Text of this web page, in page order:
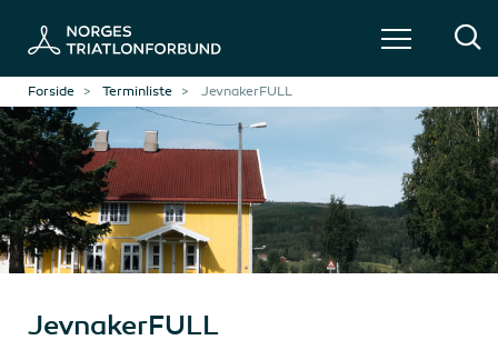
Forside Terminliste JevnakerFULL
JevnakerFULL